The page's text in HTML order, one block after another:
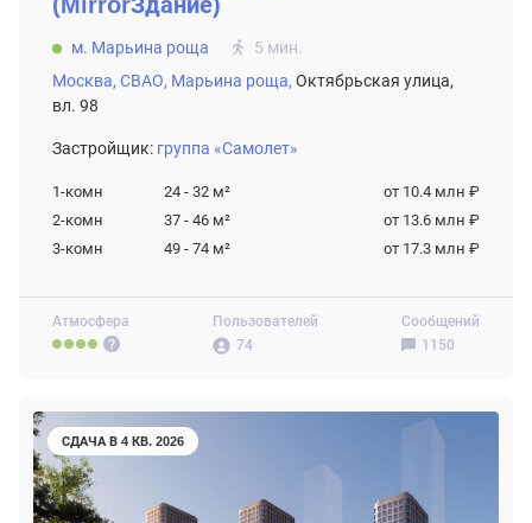
Атмосфера
Пользователей
74
Сообщений
1150
м. Марьина роща
5 мин.
Москва, СВАО, Марьина роща, Октябрьская улица,
вл. 98
Застройщик: группа «Самолет»
1-комн 24 - 32 м²
от 10.4 млн ₽
2-комн
37 - 46 м²
от 13.6 млн ₽
3-комн
49 - 74 м² от 17.3 млн ₽
СДАЧА В 4 КВ. 2026